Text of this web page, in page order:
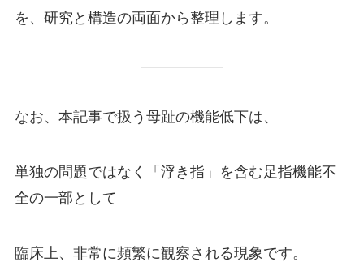
を、研究と構造の両面から整理します。
なお、本記事で扱う母趾の機能低下は、
単独の問題ではなく「浮き指」を含む足指機能不
全の一部として
臨床上、非常に頻繁に観察される現象です。